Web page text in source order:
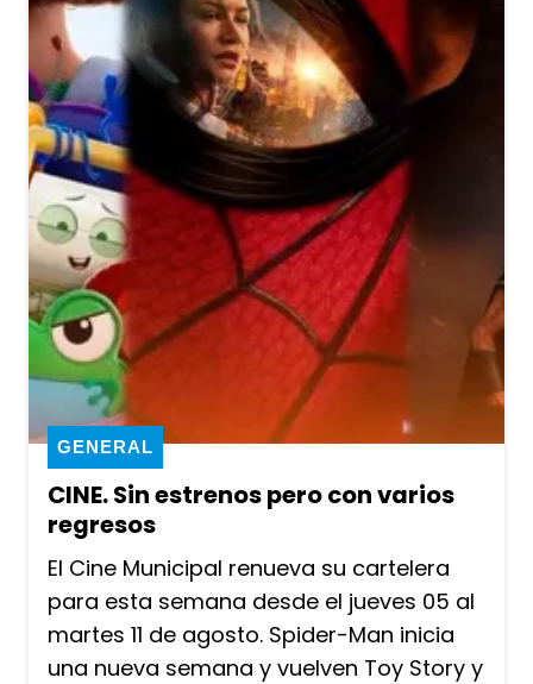
CINE. Sin estrenos pero con varios
regresos
GENERAL
El Cine Municipal renueva su cartelera
para esta semana desde el jueves 05 al
martes 11 de agosto. Spider-Man inicia
una nueva semana y vuelven Toy Story y